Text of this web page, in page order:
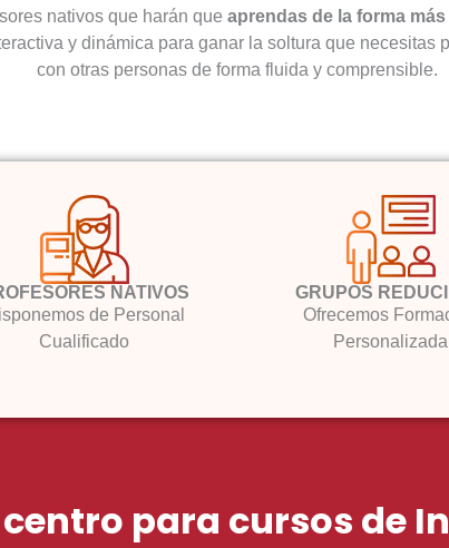
nativos que harán que aprendas de la forma
y dinámica para ganar la soltura que necesitas
con otras personas de forma fluida y comprensible.
NATIVOS
de Personal
Cualificado
GRUPOS
Ofrecemos
Personalizada
para cursos de